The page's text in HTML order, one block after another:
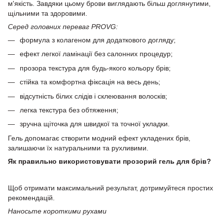
м'якість. Завдяки цьому брови виглядають більш доглянутими,
щільними та здоровими.
Серед головних переваг PROVG:
формула з колагеном для додаткового догляду;
ефект легкої ламінації без салонних процедур;
прозора текстура для будь-якого кольору брів;
стійка та комфортна фіксація на весь день;
відсутність білих слідів і склеювання волосків;
легка текстура без обтяження;
зручна щіточка для швидкої та точної укладки.
Гель допомагає створити модний ефект укладених брів,
залишаючи їх натуральними та рухливими.
Як правильно використовувати прозорий гель для брів?
Щоб отримати максимальний результат, дотримуйтеся простих
рекомендацій.
Наносьте короткими рухами